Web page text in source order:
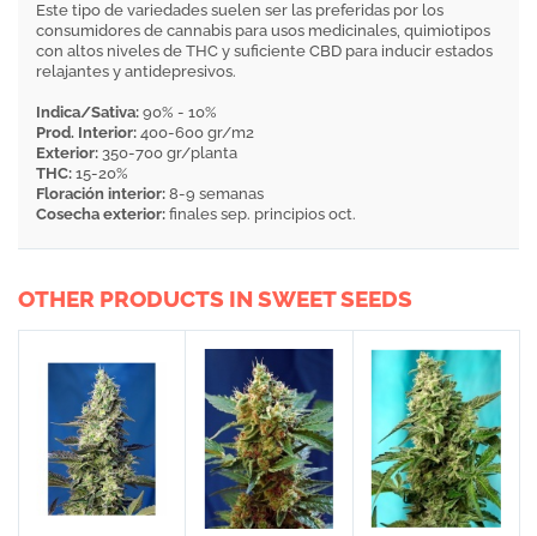
Este tipo de variedades suelen ser las preferidas por los
consumidores de cannabis para usos medicinales, quimiotipos
con altos niveles de THC y suficiente CBD para inducir estados
relajantes y antidepresivos.
Indica/Sativa: 90% - 10%
Prod. Interior: 400-600 gr/m2
Exterior: 350-700 gr/planta
THC: 15-20%
Floración interior: 8-9 semanas
Cosecha exterior: finales sep. principios oct.
OTHER PRODUCTS IN SWEET SEEDS